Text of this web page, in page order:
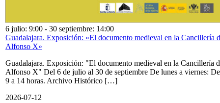
6 julio: 9:00 - 30 septiembre: 14:00
Guadalajara. Exposición: «El documento medieval en la Cancillería
Alfonso X»
Guadalajara. Exposición: "El documento medieval en la Cancillería
Alfonso X" Del 6 de julio al 30 de septiembre De lunes a viernes: De
9 a 14 horas. Archivo Histórico […]
2026-07-12